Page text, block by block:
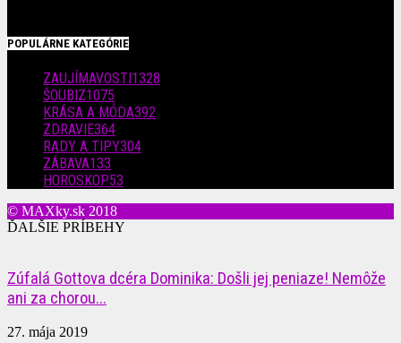
POPULÁRNE KATEGÓRIE
ZAUJÍMAVOSTI1328
ŠOUBIZ1075
KRÁSA A MÓDA392
ZDRAVIE364
RADY A TIPY304
ZÁBAVA133
HOROSKOP53
© MAXky.sk 2018
ĎALŠIE PRÍBEHY
Zúfalá Gottova dcéra Dominika: Došli jej peniaze! Nemôže
ani za chorou...
27. mája 2019